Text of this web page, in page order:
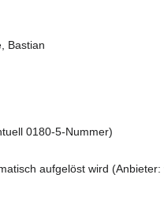
Bastian
0180-5-Nummer)
aufgelöst wird